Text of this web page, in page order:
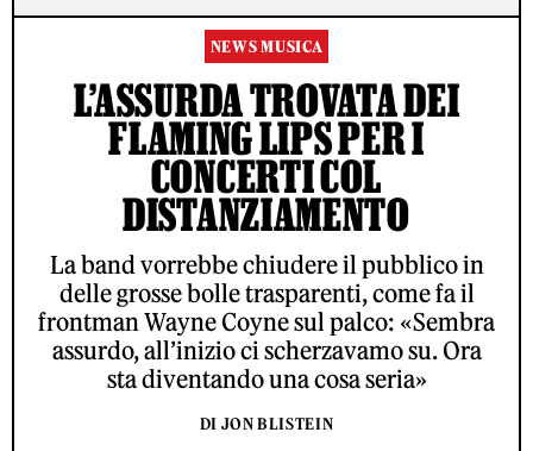
NEWS MUSICA
L’ASSURDA TROVATA DEI
FLAMING LIPS PER I
CONCERTI COL
DISTANZIAMENTO
La band vorrebbe chiudere il pubblico in
delle grosse bolle trasparenti, come fa il
frontman Wayne Coyne sul palco: «Sembra
assurdo, all’inizio ci scherzavamo su. Ora
sta diventando una cosa seria»
DI JON BLISTEIN